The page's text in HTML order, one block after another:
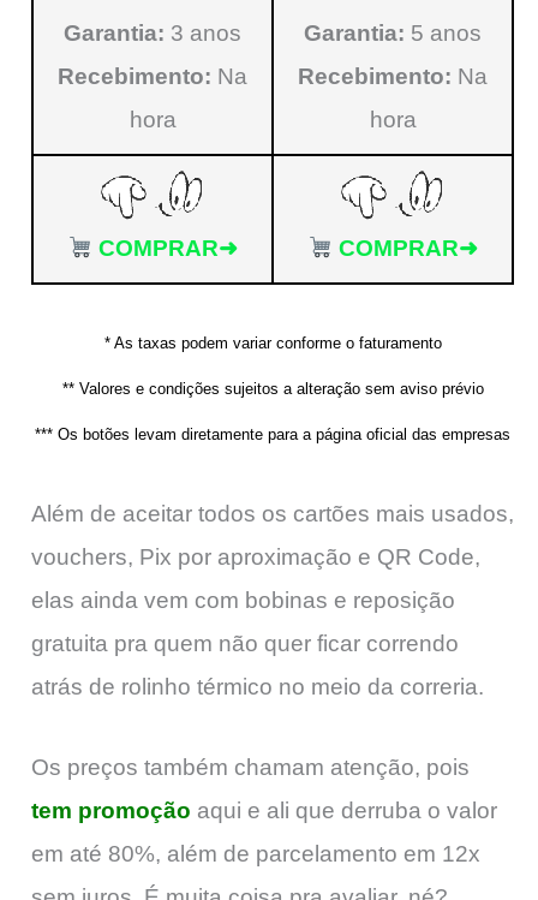
Garantia: 3 anos
Recebimento: Na
hora
Garantia: 5 anos
Recebimento: Na
hora
COMPRAR➜ COMPRAR➜
* As taxas podem variar conforme o faturamento
** Valores e condições sujeitos a alteração sem aviso prévio
*** Os botões levam diretamente para a página oficial das empresas
Além de aceitar todos os cartões mais usados,
vouchers, Pix por aproximação e QR Code,
elas ainda vem com bobinas e reposição
gratuita pra quem não quer ficar correndo
atrás de rolinho térmico no meio da correria.
Os preços também chamam atenção, pois
tem promoção aqui e ali que derruba o valor
em até 80%, além de parcelamento em 12x